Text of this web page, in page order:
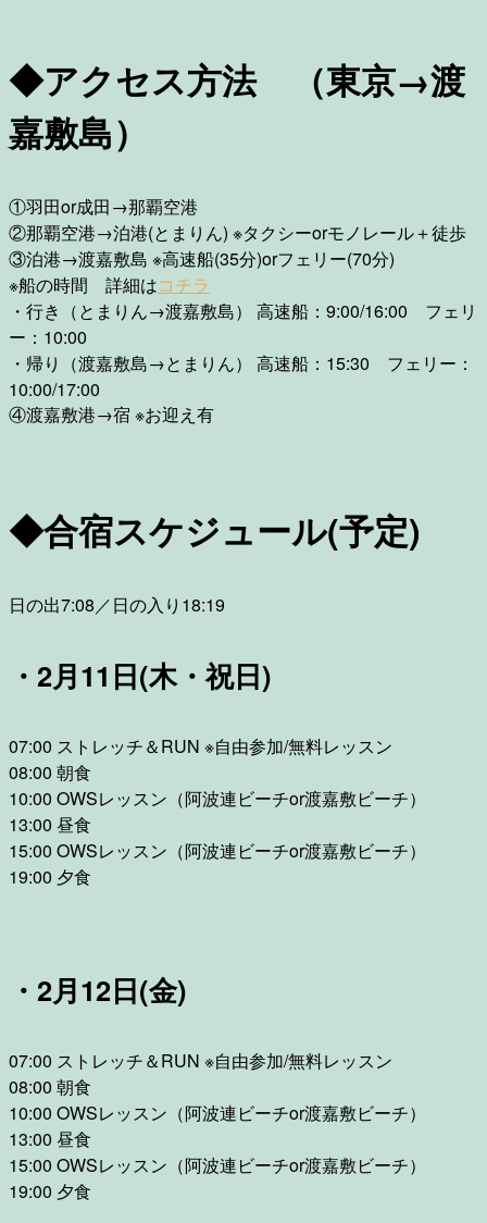
◆アクセス方法 （東京→渡
嘉敷島）
①羽田or成田→那覇空港
②那覇空港→泊港(とまりん) ※タクシーorモノレール＋徒歩
③泊港→渡嘉敷島 ※高速船(35分)orフェリー(70分)
※船の時間 詳細はコチラ
・行き（とまりん→渡嘉敷島） 高速船：9:00/16:00 フェリ
ー：10:00
・帰り（渡嘉敷島→とまりん） 高速船：15:30 フェリー：
10:00/17:00
④渡嘉敷港→宿 ※お迎え有
◆合宿スケジュール(予定)
日の出7:08／日の入り18:19
・2月11日(木・祝日)
07:00 ストレッチ＆RUN ※自由参加/無料レッスン
08:00 朝食
10:00 OWSレッスン（阿波連ビーチor渡嘉敷ビーチ）
13:00 昼食
15:00 OWSレッスン（阿波連ビーチor渡嘉敷ビーチ）
19:00 夕食
・2月12日(金)
07:00 ストレッチ＆RUN ※自由参加/無料レッスン
08:00 朝食
10:00 OWSレッスン（阿波連ビーチor渡嘉敷ビーチ）
13:00 昼食
15:00 OWSレッスン（阿波連ビーチor渡嘉敷ビーチ）
19:00 夕食